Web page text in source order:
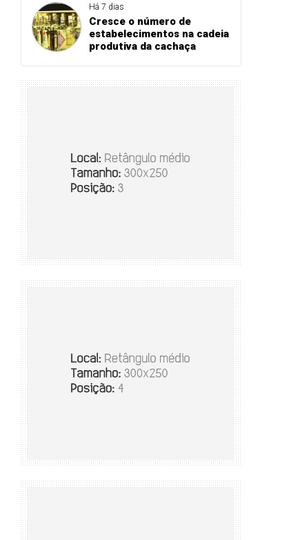
Há 7 dias
Cresce o número de
estabelecimentos na cadeia
produtiva da cachaça